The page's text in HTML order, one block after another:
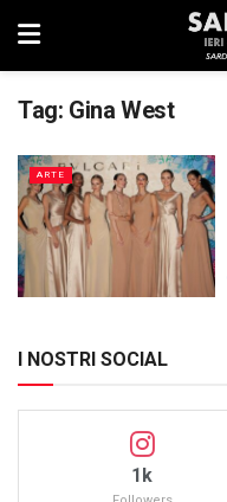
Tag: Gina West
ARTE
I NOSTRI SOCIAL
1k